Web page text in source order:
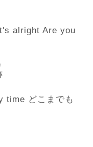
alright Are you
time どこまでも